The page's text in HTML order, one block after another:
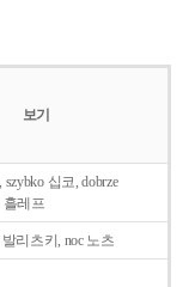
보기
십코, dobrze
흘레프
발리츠키, noc 노츠